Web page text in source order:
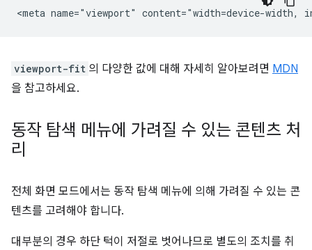
viewport-fit 의 다양한 값에 대해 자세히 알아보려면 MDN
을 참고하세요.
동작 탐색 메뉴에 가려질 수 있는 콘텐츠 처
리
전체 화면 모드에서는 동작 탐색 메뉴에 의해 가려질 수 있는 콘
텐츠를 고려해야 합니다.
대부분의 경우 하단 턱이 저절로 벗어나므로 별도의 조치를 취